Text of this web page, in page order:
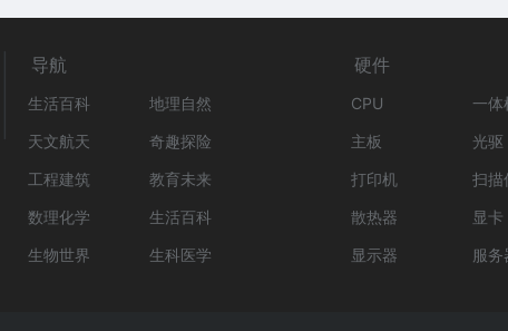
导航
生活百科
地理自然
天文航天
奇趣探险
工程建筑
教育未来
数理化学
生活百科
生物世界
生科医学
硬件
CPU
一体
主板
光驱
打印机
扫描
散热器
显卡
显示器
服务